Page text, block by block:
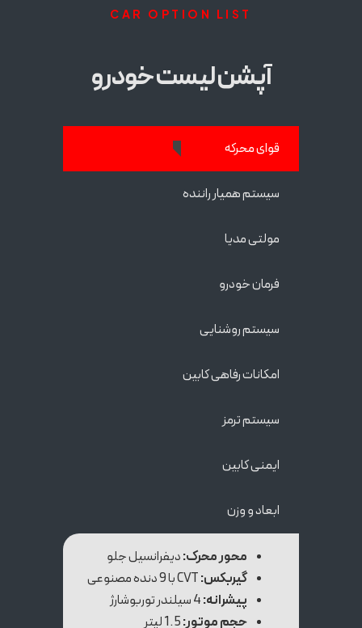
CAR OPTION LIST
آپشن لیست خودرو
قوای محرکه
سیستم همیار راننده
مولتی مدیا
فرمان خودرو
سیستم‌ روشنایی
امکانات رفاهی کابین
سیستم ترمز
ایمنی کابین
ابعاد و وزن
محور محرک:دیفرانسیل جلو
گیربکس:
پیشرانه:4 سیلندر توربوشارژ
حجم موتور: